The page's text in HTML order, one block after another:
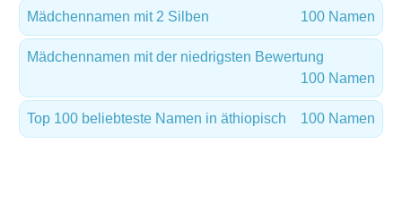
Mädchennamen mit 2 Silben 100 Namen
Mädchennamen mit der niedrigsten Bewertung
100 Namen
Top 100 beliebteste Namen in äthiopisch 100 Namen